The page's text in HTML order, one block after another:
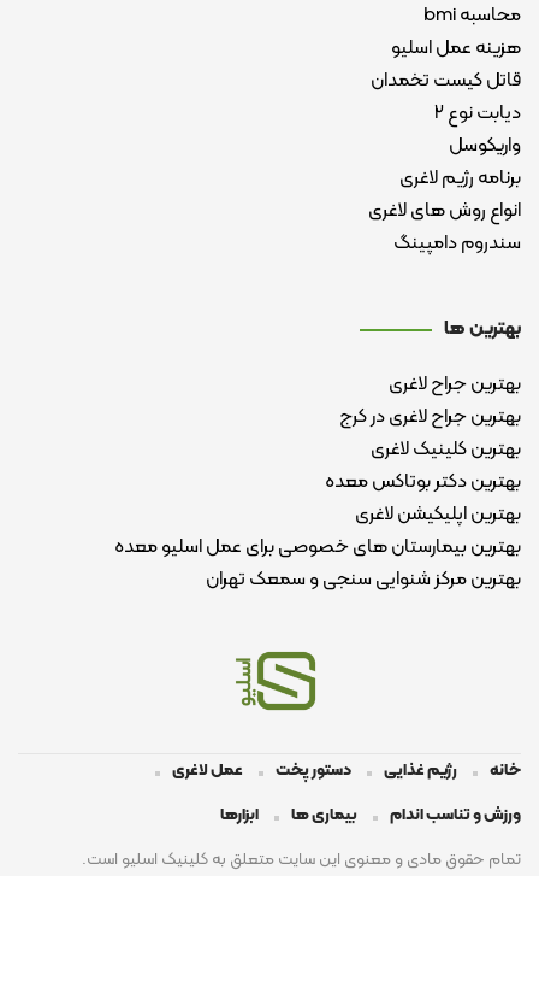
محاسبه bmi
هزینه عمل اسلیو
قاتل کیست تخمدان
دیابت نوع ۲
واریکوسل
برنامه رژیم لاغری
انواع روش های لاغری
سندروم دامپینگ
بهترین ها
بهترین جراح لاغری
بهترین جراح لاغری در کرج
بهترین کلینیک لاغری
بهترین دکتر بوتاکس معده
بهترین اپلیکیشن لاغری
بهترین بیمارستان های خصوصی برای عمل اسلیو معده
بهترین مرکز شنوایی سنجی و سمعک تهران
خانه رژیم غذایی دستور پخت
عمل لاغری
ورزش و تناسب اندام
بیماری ها
ابزارها
تمام حقوق مادی و معنوی این سایت متعلق به کلینیک اسلیو است.